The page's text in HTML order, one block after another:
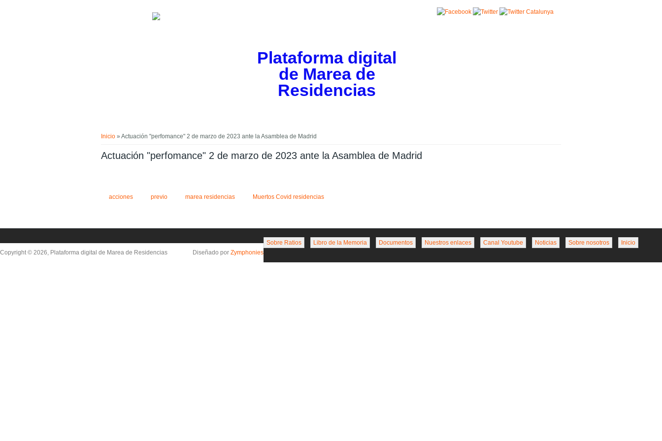
Plataforma digital
de Marea de
Residencias
Inicio » Actuación "perfomance" 2 de marzo de 2023 ante la Asamblea de Madrid
Actuación "perfomance" 2 de marzo de 2023 ante la Asamblea de Madrid
acciones previo marea residencias Muertos Covid residencias
Inicio
Sobre nosotros
Noticias
Canal Youtube
Nuestros enlaces
Documentos
Libro de la Memoria
Sobre Ratios
Copyright © 2026, Plataforma digital de Marea de Residencias
Diseñado por Zymphonies